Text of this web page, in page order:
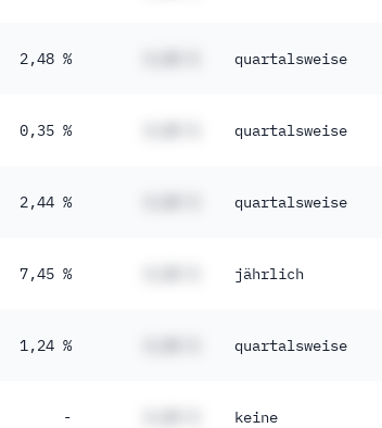
2,48 % quartalsweise
0,35 % quartalsweise
2,44 % quartalsweise
7,45 % jährlich
1,24 % quartalsweise
- keine